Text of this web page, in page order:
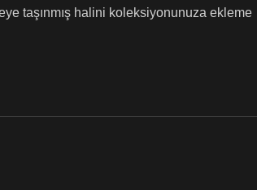
taşınmış halini koleksiyonunuza ekleme